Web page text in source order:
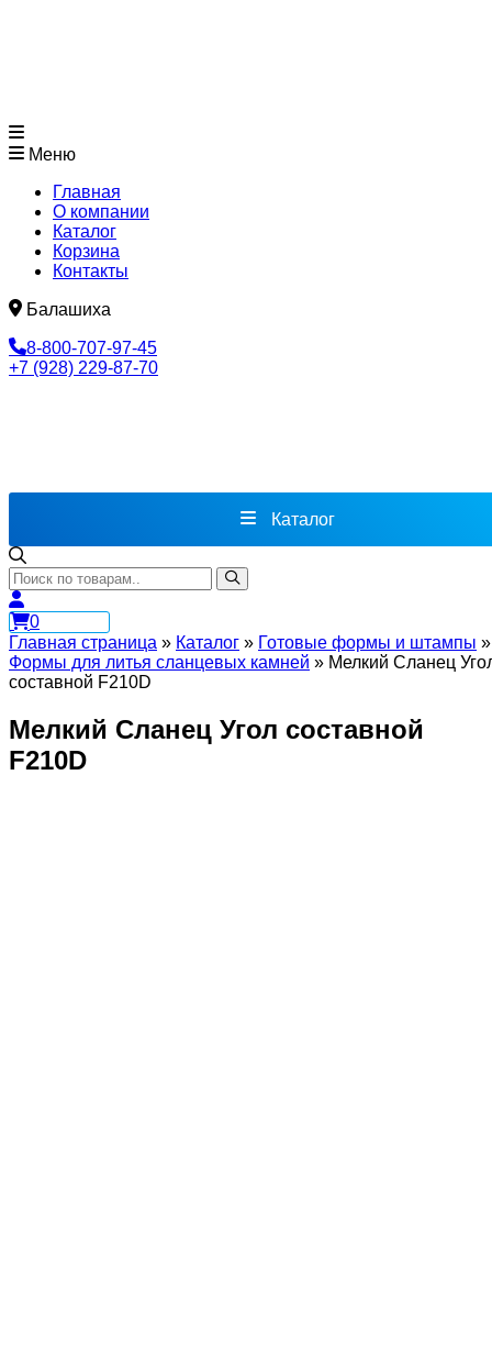
Меню
Главная
О компании
Каталог
Корзина
Контакты
Балашиха
8-800-707-97-45
+7 (928) 229-87-70
Каталог
0
Главная страница » Каталог » Готовые формы и штампы »
Формы для литья сланцевых камней » Мелкий Сланец
составной F210D
Мелкий Сланец Угол составной
F210D